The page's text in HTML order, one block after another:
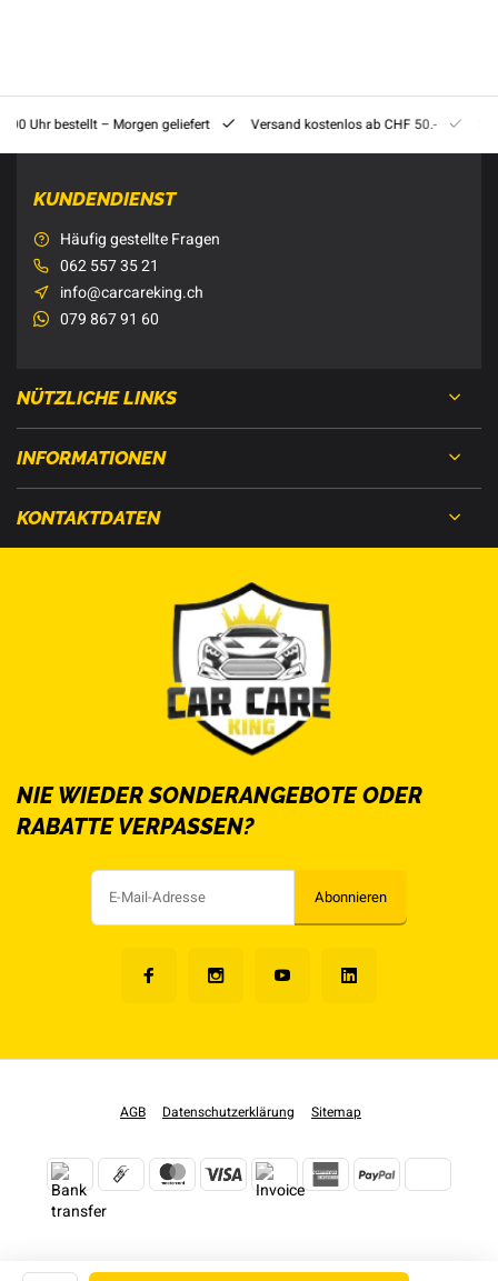
Uhr bestellt – Morgen geliefert Versand kostenlos ab CHF 50.-
KUNDENDIENST
Häufig gestellte Fragen
062 557 35 21
info@carcareking.ch
079 867 91 60
NÜTZLICHE LINKS
INFORMATIONEN
KONTAKTDATEN
NIE WIEDER SONDERANGEBOTE ODER
RABATTE VERPASSEN?
Abonnieren
AGB Datenschutzerklärung Sitemap